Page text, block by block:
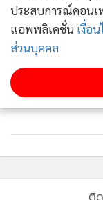
ประสบการณ์คอน
แอพพลิเคชั่น เงื่อ
ส่วนบุคคล